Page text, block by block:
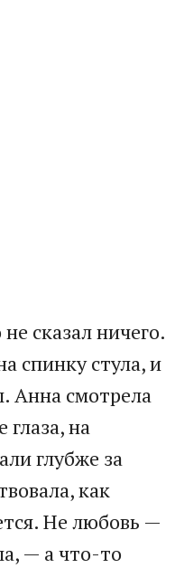
сказал ничего.
спинку стула, и
Анна смотрела
глаза, на
глубже за
как
Не любовь —
— а что-то